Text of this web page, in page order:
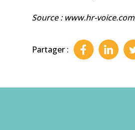
Source : www.hr-voice.com
Partager :